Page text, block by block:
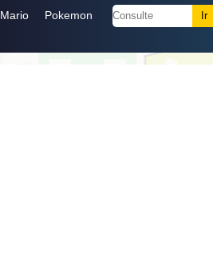
Mario Pokemon